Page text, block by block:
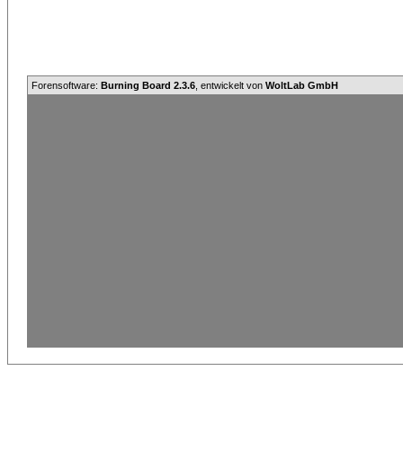
Forensoftware: Burning Board 2.3.6 , entwickelt von WoltLab GmbH